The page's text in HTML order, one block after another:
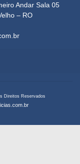
Andar Sala 05
– RO
Direitos Reservados